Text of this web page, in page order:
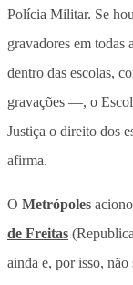
Polícia Militar. Se
gravadores em todas
dentro das escolas,
gravações —, o
Justiça o direito dos
afirma.
O Metrópoles
de Freitas
ainda e, por isso, não